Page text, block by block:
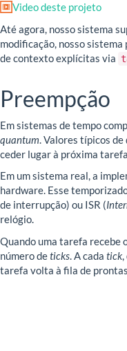
Video deste projeto
Até agora, nosso sistema
modificação, nosso
de contexto explícitas via
Preempção
Em sistemas de tempo
quantum. Valores típicos
ceder lugar à próxima
Em um sistema real, a
hardware. Esse
de interrupção) ou ISR (
relógio.
Quando uma tarefa recebe
número deticks. A cada tick,
tarefa volta à fila de